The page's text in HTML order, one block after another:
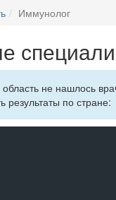
Иммунолог
не нашлось
результаты по стране: